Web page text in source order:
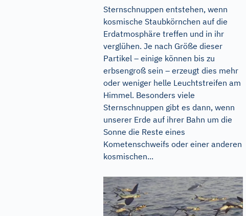
Sternschnuppen entstehen, wenn
kosmische Staubkörnchen auf die
Erdatmosphäre treffen und in ihr
verglühen. Je nach Größe dieser
Partikel – einige können bis zu
erbsengroß sein – erzeugt dies mehr
oder weniger helle Leuchtstreifen am
Himmel. Besonders viele
Sternschnuppen gibt es dann, wenn
unserer Erde auf ihrer Bahn um die
Sonne die Reste eines
Kometenschweifs oder einer anderen
kosmischen...